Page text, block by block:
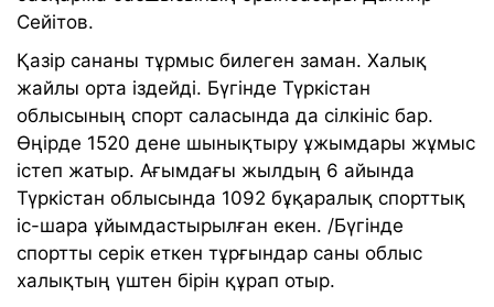
Сейітов.
Қазір сананы тұрмыс билеген заман. Халық
жайлы орта іздейді. Бүгінде Түркістан
облысының спорт саласында да сілкініс бар.
Өңірде 1520 дене шынықтыру ұжымдары жұмыс
істеп жатыр. Ағымдағы жылдың 6 айында
Түркістан облысында 1092 бұқаралық спорттық
іс-шара ұйымдастырылған екен. /Бүгінде
спортты серік еткен тұрғындар саны облыс
халықтың үштен бірін құрап отыр.